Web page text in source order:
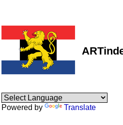
Powered by Translate